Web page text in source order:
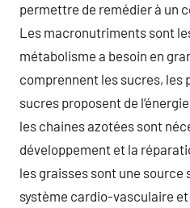
permettre de remédier à un
Les macronutriments sont
métabolisme a besoin en
comprennent les sucres, les
sucres proposent de
les chaines azotées sont
développement et la
les graisses sont une source
système cardio-vasculaire